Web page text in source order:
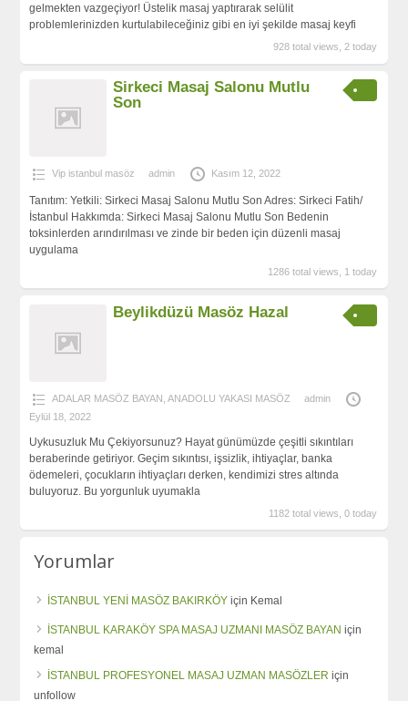
gelmekten vazgeçiyor! Üstelik masaj yaptırarak selülit
problemlerinizden kurtulabileceğiniz gibi en iyi şekilde masaj keyfi
928 total views, 2 today
Sirkeci Masaj Salonu Mutlu
Son
Vip istanbul masöz admin Kasım 12, 2022
Tanıtım: Yetkili: Sirkeci Masaj Salonu Mutlu Son Adres: Sirkeci Fatih/
İstanbul Hakkımda: Sirkeci Masaj Salonu Mutlu Son Bedenin
toksinlerden arındırılması ve zinde bir beden için düzenli masaj
uygulama
1286 total views, 1 today
Beylikdüzü Masöz Hazal
ADALAR MASÖZ BAYAN ANADOLU YAKASI MASÖZ
admin
Eylül 18, 2022
Uykusuzluk Mu Çekiyorsunuz? Hayat günümüzde çeşitli sıkıntıları
beraberinde getiriyor. Geçim sıkıntısı, işsizlik, ihtiyaçlar, banka
ödemeleri, çocukların ihtiyaçları derken, kendimizi stres altında
buluyoruz. Bu yorgunluk uyumakla
1182 total views, 0 today
Yorumlar
İSTANBUL YENİ MASÖZ BAKIRKÖY için Kemal
İSTANBUL KARAKÖY SPA MASAJ UZMANI MASÖZ BAYAN için
kemal
İSTANBUL PROFESYONEL MASAJ UZMAN MASÖZLER için
unfollow